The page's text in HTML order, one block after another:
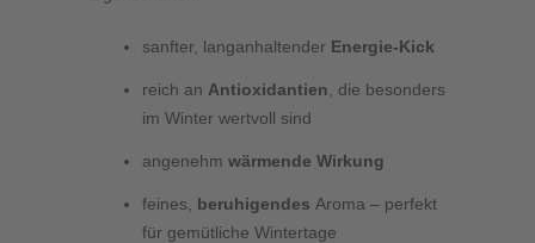
sanfter, langanhaltender Energie-Kick
reich an Antioxidantien , die besonders
im Winter wertvoll sind
angenehm wärmende Wirkung
feines, beruhigendes Aroma – perfekt
für gemütliche Wintertage